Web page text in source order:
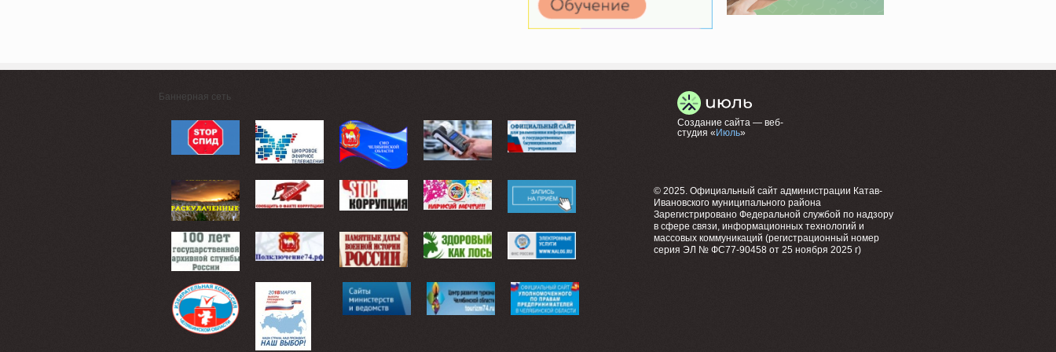
Баннерная сеть
Создание сайта — веб-
студия « Июль»
© 2025. Официальный сайт администрации Катав-
Ивановского муниципального района
Зарегистрировано Федеральной службой по надзору
в сфере связи, информационных технологий и
массовых коммуникаций (регистрационный номер
серия ЭЛ № ФС77-90458 от 25 ноября 2025 г)